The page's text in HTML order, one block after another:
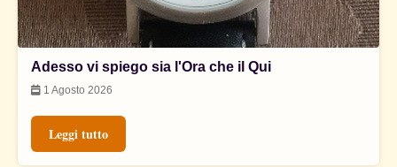
Adesso vi spiego sia l'Ora che il Qui
1 Agosto 2026
Leggi tutto